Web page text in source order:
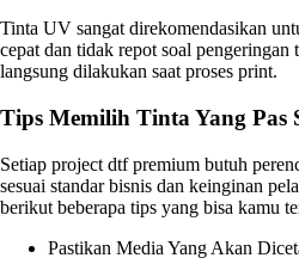
Tinta UV sangat direkomendasikan
cepat dan tidak repot soal pengeringan
langsung dilakukan saat proses print.
Tips Memilih Tinta Yang Pas
Setiap project dtf premium butuh
sesuai standar bisnis dan keinginan
berikut beberapa tips yang bisa kamu
Pastikan Media Yang Akan